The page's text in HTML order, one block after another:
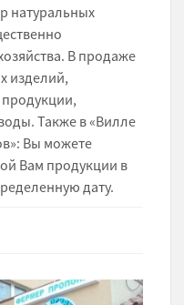
натуральных
В продаже
изделий,
Также в «Вилле
Вы можете
Вам продукции в
дату.